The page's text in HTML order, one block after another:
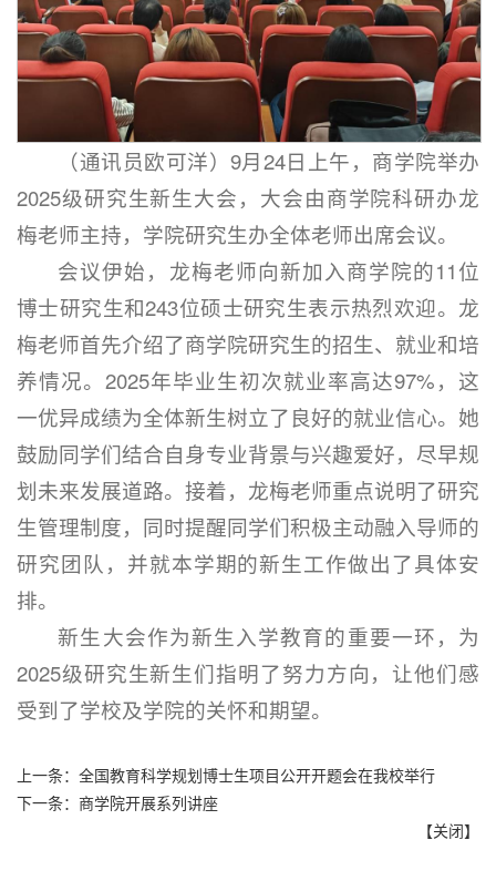
（通讯员欧可洋）9月24日上午，商学院举办
2025级研究生新生大会，大会由商学院科研办龙
梅老师主持，学院研究生办全体老师出席会议。
会议伊始，龙梅老师向新加入商学院的11位
博士研究生和243位硕士研究生表示热烈欢迎。龙
梅老师首先介绍了商学院研究生的招生、就业和培
养情况。2025年毕业生初次就业率高达97%，这
一优异成绩为全体新生树立了良好的就业信心。她
鼓励同学们结合自身专业背景与兴趣爱好，尽早规
划未来发展道路。接着，龙梅老师重点说明了研究
生管理制度，同时提醒同学们积极主动融入导师的
研究团队，并就本学期的新生工作做出了具体安
排。
新生大会作为新生入学教育的重要一环，为
2025级研究生新生们指明了努力方向，让他们感
受到了学校及学院的关怀和期望。
上一条： 全国教育科学规划博士生项目公开开题会在我校举行
下一条： 商学院开展系列讲座
【关闭】